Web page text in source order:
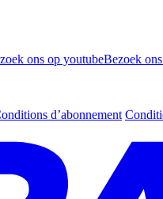
ons op youtubeBezoek
d’abonnement